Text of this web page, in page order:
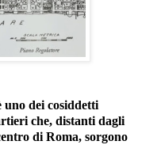
dei cosiddetti
che, distanti dagli
di Roma, sorgono